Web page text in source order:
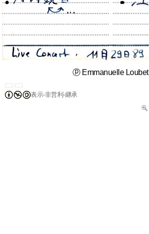
ⓟ Emmanuelle Loubet
表示-非営利-継承